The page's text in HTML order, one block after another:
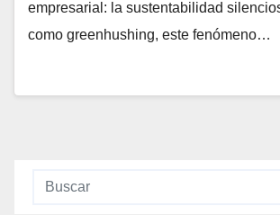
empresarial: la sustentabilidad
como greenhushing, este fenómeno…